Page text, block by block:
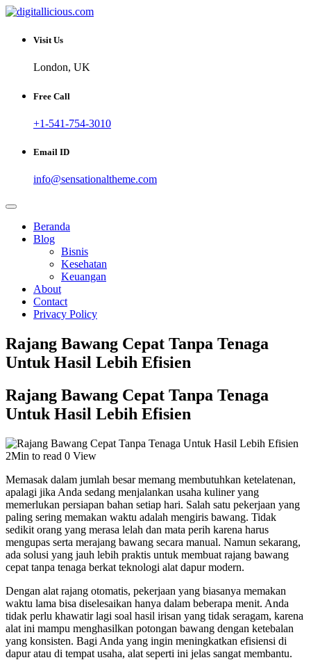
Skip
content
digitallicious.com
Sharing Digital Information
Visit Us
London, UK
Free Call
+1-541-754-3010
Email ID
info@sensationaltheme.com
Beranda
Blog
Bisnis
Kesehatan
Keuangan
About
Contact
Privacy Policy
Rajang Bawang Cepat Tanpa Tenaga
Untuk Hasil Lebih Efisien
Rajang Bawang Cepat Tanpa Tenaga
Untuk Hasil Lebih Efisien
2Min to read 0 View
Memasak dalam jumlah besar memang membutuhkan ketelatenan,
apalagi jika Anda sedang menjalankan usaha kuliner yang
memerlukan persiapan bahan setiap hari. Salah satu pekerjaan yang
paling sering memakan waktu adalah mengiris bawang. Tidak
sedikit orang yang merasa lelah dan mata perih karena harus
mengupas serta merajang bawang secara manual. Namun sekarang,
ada solusi yang jauh lebih praktis untuk membuat rajang bawang
cepat tanpa tenaga berkat teknologi alat dapur modern.
Dengan alat rajang otomatis, pekerjaan yang biasanya memakan
waktu lama bisa diselesaikan hanya dalam beberapa menit. Anda
tidak perlu khawatir lagi soal hasil irisan yang tidak seragam, karena
alat ini mampu menghasilkan potongan bawang dengan ketebalan
yang konsisten. Bagi Anda yang ingin meningkatkan efisiensi di
dapur atau di tempat usaha, alat seperti ini jelas sangat membantu.